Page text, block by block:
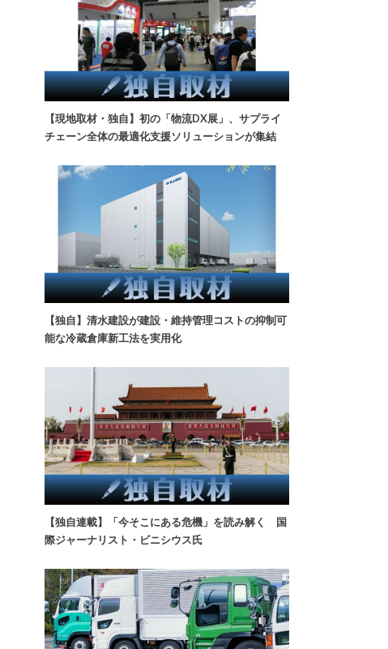
【現地取材・独自】初の「物流DX展」、サプライ
チェーン全体の最適化支援ソリューションが集結
【独自】清水建設が建設・維持管理コストの抑制可
能な冷蔵倉庫新工法を実用化
【独自連載】「今そこにある危機」を読み解く 国
際ジャーナリスト・ビニシウス氏